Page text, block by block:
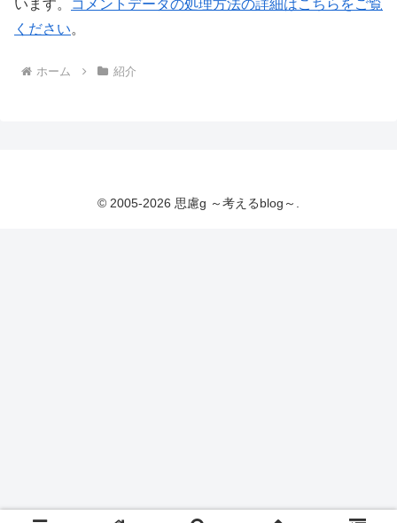
います。
コメントデータの処理方法の詳細はこちらをご覧
ください。
ホーム 紹介
© 2005-2026 思慮g ～考えるblog～.